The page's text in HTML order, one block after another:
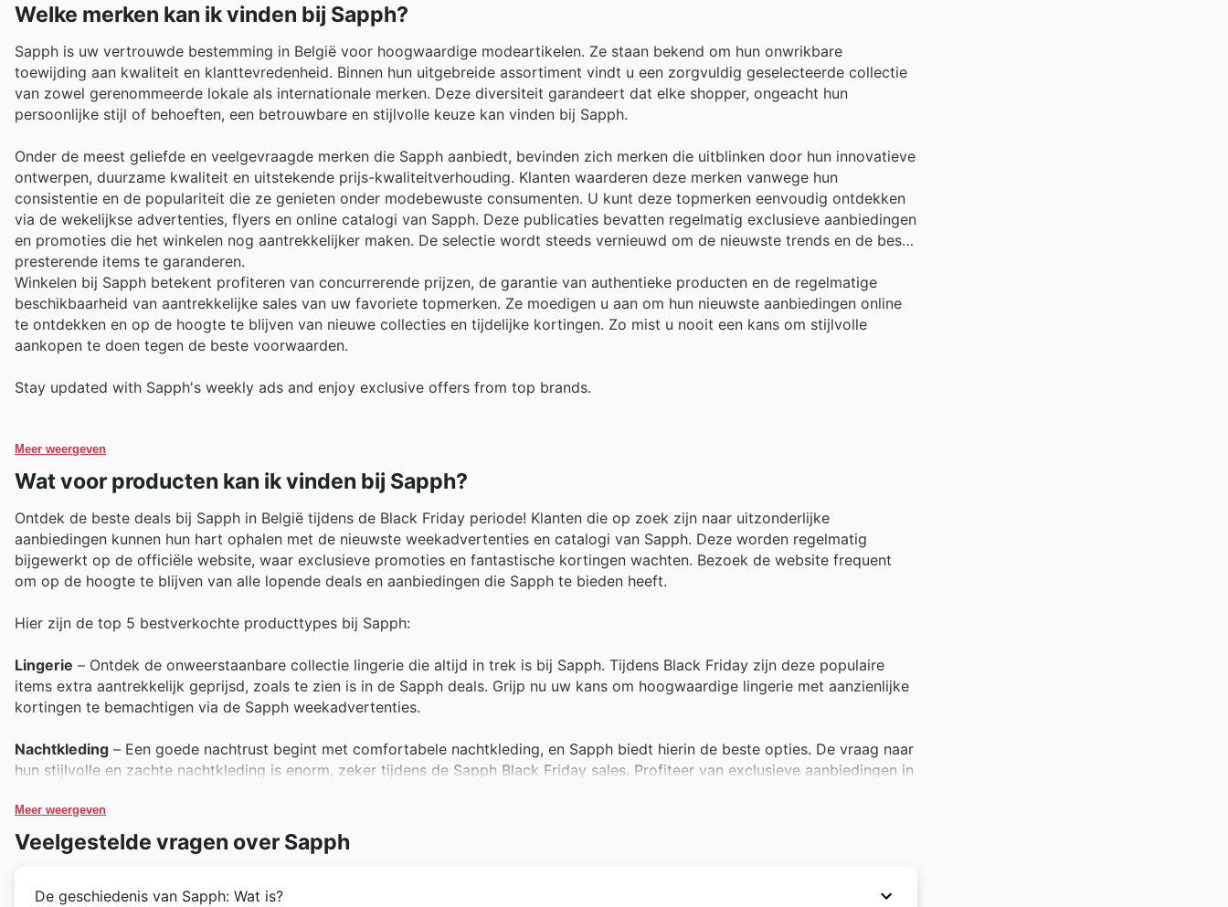
Welke merken kan ik vinden bij Sapph?
Sapph is uw vertrouwde bestemming in België voor hoogwaardige modeartikelen. Ze staan bekend om hun onwrikbare
toewijding aan kwaliteit en klanttevredenheid. Binnen hun uitgebreide assortiment vindt u een zorgvuldig geselecteerde collectie
van zowel gerenommeerde lokale als internationale merken. Deze diversiteit garandeert dat elke shopper, ongeacht hun
persoonlijke stijl of behoeften, een betrouwbare en stijlvolle keuze kan vinden bij Sapph.
Onder de meest geliefde en veelgevraagde merken die Sapph aanbiedt, bevinden zich merken die uitblinken door hun innovatieve
ontwerpen, duurzame kwaliteit en uitstekende prijs-kwaliteitverhouding. Klanten waarderen deze merken vanwege hun
consistentie en de populariteit die ze genieten onder modebewuste consumenten. U kunt deze topmerken eenvoudig ontdekken
via de wekelijkse advertenties, flyers en online catalogi van Sapph. Deze publicaties bevatten regelmatig exclusieve aanbiedingen
en promoties die het winkelen nog aantrekkelijker maken. De selectie wordt steeds vernieuwd om de nieuwste trends en de best
presterende items te garanderen.
Winkelen bij Sapph betekent profiteren van concurrerende prijzen, de garantie van authentieke producten en de regelmatige
beschikbaarheid van aantrekkelijke sales van uw favoriete topmerken. Ze moedigen u aan om hun nieuwste aanbiedingen online
te ontdekken en op de hoogte te blijven van nieuwe collecties en tijdelijke kortingen. Zo mist u nooit een kans om stijlvolle
aankopen te doen tegen de beste voorwaarden.
Stay updated with Sapph's weekly ads and enjoy exclusive offers from top brands.
Meer weergeven
Wat voor producten kan ik vinden bij Sapph?
Ontdek de beste deals bij Sapph in België tijdens de Black Friday periode! Klanten die op zoek zijn naar uitzonderlijke
aanbiedingen kunnen hun hart ophalen met de nieuwste weekadvertenties en catalogi van Sapph. Deze worden regelmatig
bijgewerkt op de officiële website, waar exclusieve promoties en fantastische kortingen wachten. Bezoek de website frequent
om op de hoogte te blijven van alle lopende deals en aanbiedingen die Sapph te bieden heeft.
Hier zijn de top 5 bestverkochte producttypes bij Sapph:
Lingerie – Ontdek de onweerstaanbare collectie lingerie die altijd in trek is bij Sapph. Tijdens Black Friday zijn deze populaire
items extra aantrekkelijk geprijsd, zoals te zien is in de Sapph deals. Grijp nu uw kans om hoogwaardige lingerie met aanzienlijke
kortingen te bemachtigen via de Sapph weekadvertenties.
Nachtkleding – Een goede nachtrust begint met comfortabele nachtkleding, en Sapph biedt hierin de beste opties. De vraag naar
hun stijlvolle en zachte nachtkleding is enorm, zeker tijdens de Sapph Black Friday sales. Profiteer van exclusieve aanbiedingen in
Badmode – Hoewel het seizoen misschien niet direct in zicht is, blijven de trendy badpakken en bikini's van Sapph enorm
populair, zowel online als in de winkels. Deze categorie is vaak een schot in de roos tijdens grote sales, met schitterende
weekadvertenties.
Meer weergeven
Veelgestelde vragen over Sapph
De geschiedenis van Sapph: Wat is?